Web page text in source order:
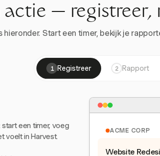
actie — registreer,
Start een timer, bekijk je
1 Registreer 2 Rapport
start een timer, voeg
voelt in Harvest.
ACME CORP
Website